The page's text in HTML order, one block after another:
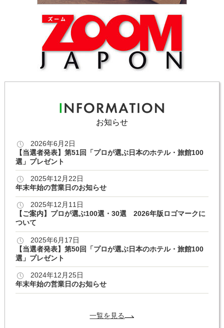
お知らせ
2026年6月2日
【当選者発表】第51回「プロが選ぶ日本のホテル・旅館100
選」プレゼント
2025年12月22日
年末年始の営業日のお知らせ
2025年12月11日
【ご案内】プロが選ぶ100選・30選 2026年版ロゴマークに
ついて
2025年6月17日
【当選者発表】第50回「プロが選ぶ日本のホテル・旅館100
選」プレゼント
2024年12月25日
年末年始の営業日のお知らせ
一覧を見る